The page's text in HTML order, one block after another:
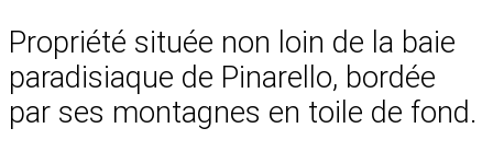
Propriété située non loin de la baie
paradisiaque de Pinarello, bordée
par ses montagnes en toile de fond.